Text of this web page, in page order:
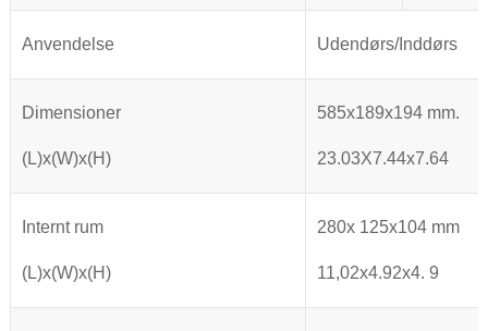
Anvendelse Udendørs/Inddørs
Dimensioner
(L)x(W)x(H)
585x189x194 mm.
23.03X7.44x7.64
Internt rum
(L)x(W)x(H)
280x 125x104 mm
11,02x4.92x4. 9